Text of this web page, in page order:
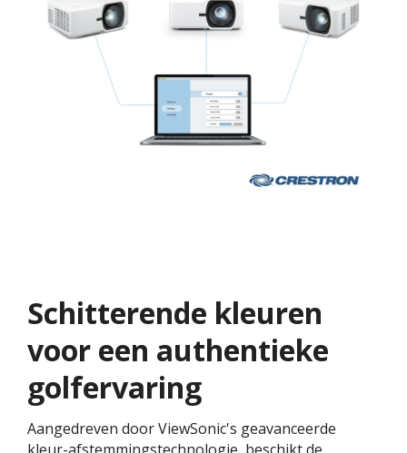
Schitterende kleuren
voor een authentieke
golfervaring
Aangedreven door ViewSonic's geavanceerde